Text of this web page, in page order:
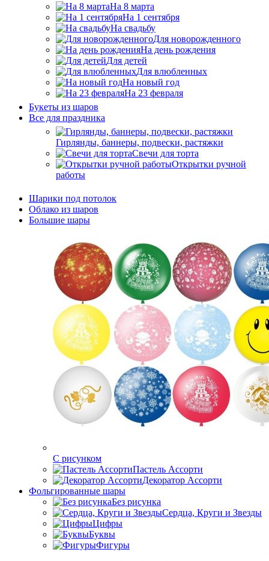
На 8 марта
На 1 сентября
На свадьбу
Для новорожденного
На день рождения
Для детей
Для влюбленных
На новый год
На 23 февраля
Букеты из шаров
Bсе для праздника
Гирлянды, баннеры, подвески, растяжки
Свечи для торта
Открытки ручной
работы
Шарики под потолок
Облако из шаров
Большие шары
C рисунком
Пастель Ассорти
Декоратор Ассорти
Фольгированные шары
Без рисунка
Сердца, Круги и Звезды
Цифры
Буквы
Фигуры